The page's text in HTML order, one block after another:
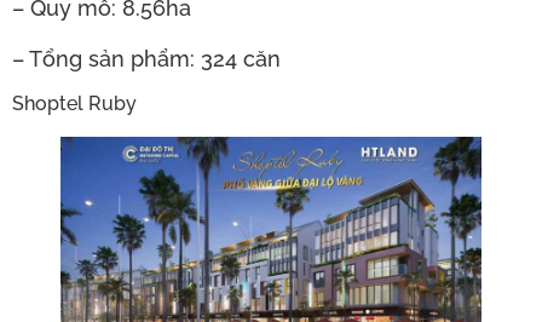
– Quy mô: 8.56ha
– Tổng sản phẩm: 324 căn
Shoptel Ruby